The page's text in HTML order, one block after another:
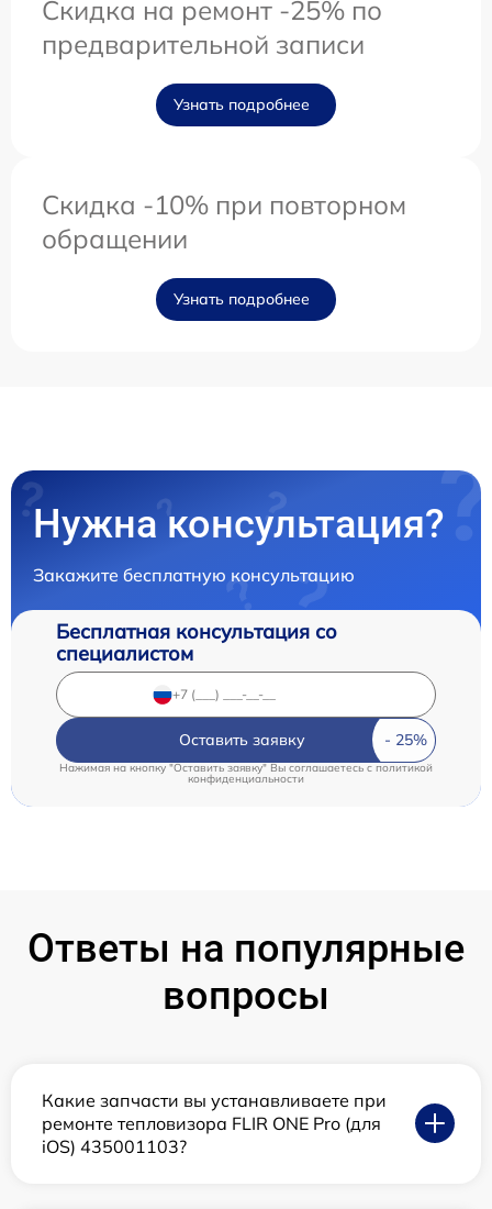
Скидка на ремонт -25% по
предварительной записи
Узнать подробнее
Скидка -10% при повторном
обращении
Узнать подробнее
Нужна консультация?
Закажите бесплатную консультацию
Бесплатная консультация со
специалистом
Оставить заявку
Нажимая на кнопку "Оставить заявку" Вы соглашаетесь cполитикой
конфиденциальности
Ответы на популярные
вопросы
Какие запчасти вы устанавливаете при
ремонте тепловизора FLIR ONE Pro (для
iOS) 435001103?